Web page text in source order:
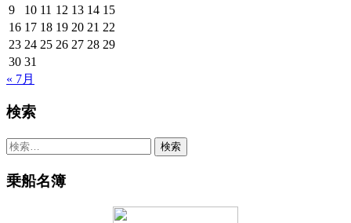
9
10 11 12 13 14 15
16 17 18 19 20 21 22
23 24 25 26 27 28 29
30 31
« 7月
検索
検
乗船名簿